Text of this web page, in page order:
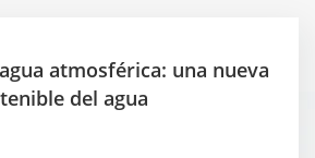
atmosférica: una nueva
del agua